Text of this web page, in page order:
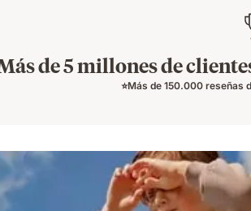
de 5 millones de
⭐Más de 150.000 reseñas